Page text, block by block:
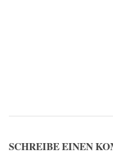
SCHREIBE EINEN